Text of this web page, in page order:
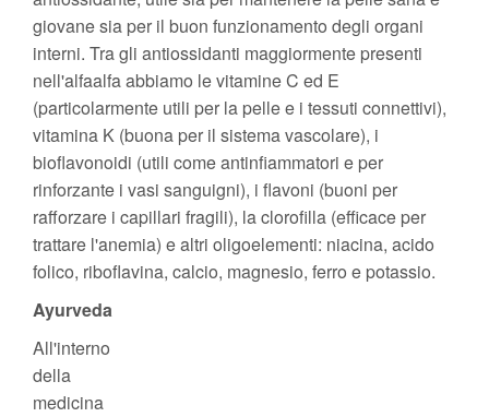
giovane sia per il buon funzionamento degli organi
interni. Tra gli antiossidanti maggiormente presenti
nell'alfaalfa abbiamo le vitamine C ed E
(particolarmente utili per la pelle e i tessuti connettivi),
vitamina K (buona per il sistema vascolare), i
bioflavonoidi (utili come antinfiammatori e per
rinforzante i vasi sanguigni), i flavoni (buoni per
rafforzare i capillari fragili), la clorofilla (efficace per
trattare l'anemia) e altri oligoelementi: niacina, acido
folico, riboflavina, calcio, magnesio, ferro e potassio.
Ayurveda
All'interno
della
medicina